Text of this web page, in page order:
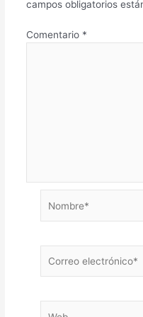
campos obligatorios
Comentario *
electrónico*